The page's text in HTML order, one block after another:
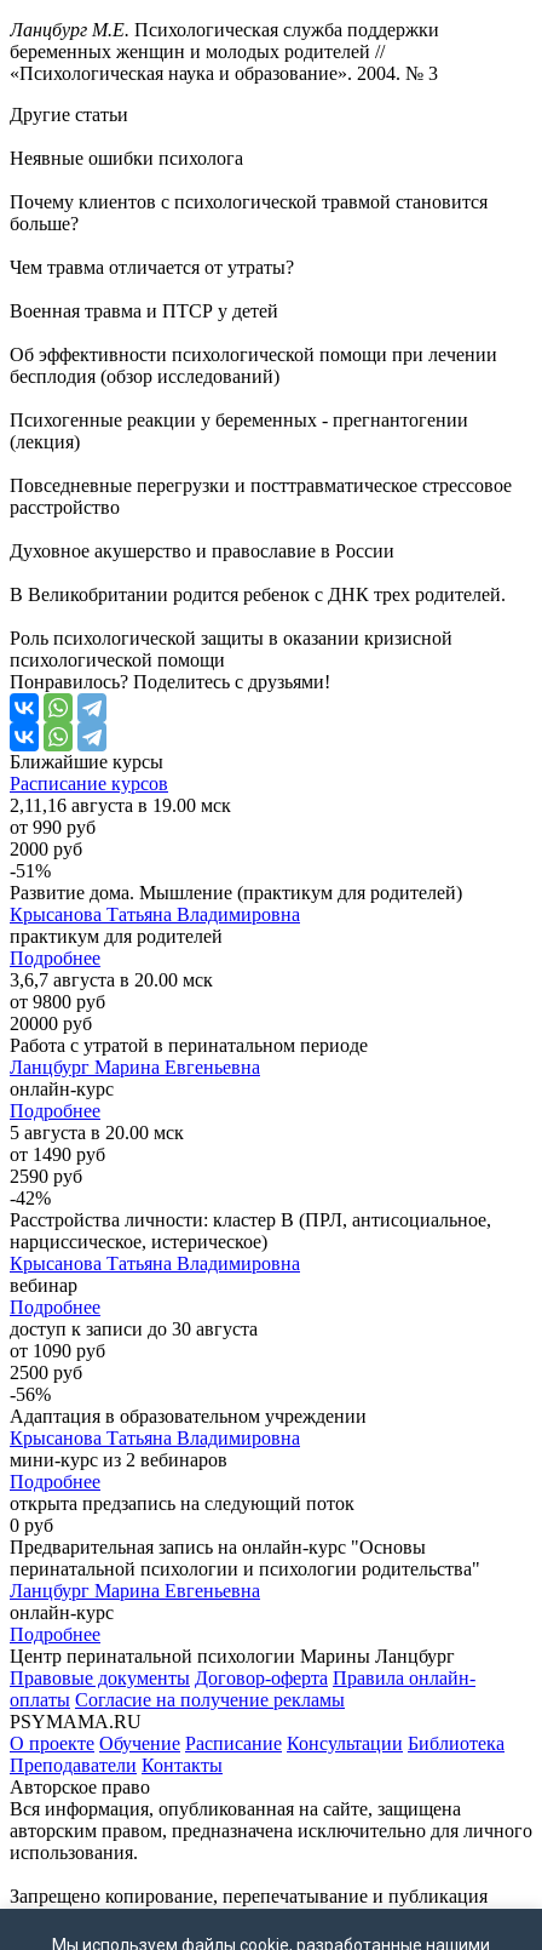
Ланцбург М.Е. Психологическая служба поддержки
беременных женщин и молодых родителей //
«Психологическая наука и образование». 2004. № 3
Другие статьи
Неявные ошибки психолога
Почему клиентов с психологической травмой становится
больше?
Чем травма отличается от утраты?
Военная травма и ПТСР у детей
Об эффективности психологической помощи при лечении
бесплодия (обзор исследований)
Психогенные реакции у беременных - прегнантогении
(лекция)
Повседневные перегрузки и посттравматическое стрессовое
расстройство
Духовное акушерство и православие в России
В Великобритании родится ребенок с ДНК трех родителей.
Роль психологической защиты в оказании кризисной
психологической помощи
Понравилось? Поделитесь с друзьями!
Ближайшие курсы
Расписание курсов
2,11,16 августа в 19.00 мск
от 990 руб
2000 руб
-51%
Развитие дома. Мышление (практикум для родителей)
Крысанова Татьяна Владимировна
практикум для родителей
Подробнее
3,6,7 августа в 20.00 мск
от 9800 руб
20000 руб
Работа с утратой в перинатальном периоде
Ланцбург Марина Евгеньевна
онлайн-курс
Подробнее
5 августа в 20.00 мск
от 1490 руб
2590 руб
-42%
Расстройства личности: кластер B (ПРЛ, антисоциальное,
нарциссическое, истерическое)
Крысанова Татьяна Владимировна
вебинар
Подробнее
доступ к записи до 30 августа
от 1090 руб
2500 руб
-56%
Адаптация в образовательном учреждении
Крысанова Татьяна Владимировна
мини-курс из 2 вебинаров
Подробнее
открыта предзапись на следующий поток
0 руб
Предварительная запись на онлайн-курс "Основы
перинатальной психологии и психологии родительства"
Ланцбург Марина Евгеньевна
онлайн-курс
Подробнее
Центр перинатальной психологии Марины Ланцбург
Правовые документы Договор-оферта Правила онлайн-
оплаты Согласие на получение рекламы
PSYMAMA.RU
О проекте Обучение Расписание Консультации Библиотека
Преподаватели Контакты
Авторское право
Вся информация, опубликованная на сайте, защищена
авторским правом, предназначена исключительно для личного
использования.
Запрещено копирование, перепечатывание и публикация
ВНИМАНИЕ!
Мы используем файлы cookie, разработанные нашими